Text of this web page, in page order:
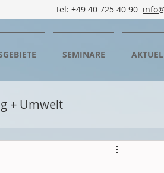
Tel: +49 40 725 40 90
SEMINARE
+ Umwelt
Mediation